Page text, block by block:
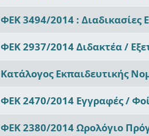
ΦΕΚ 3494/2014 : Διαδικασίες
ΦΕΚ 2937/2014 Διδακτέα /
Κατάλογος Εκπαιδευτικής
ΦΕΚ 2470/2014 Εγγραφές /
ΦΕΚ 2380/2014 Ωρολόγιο